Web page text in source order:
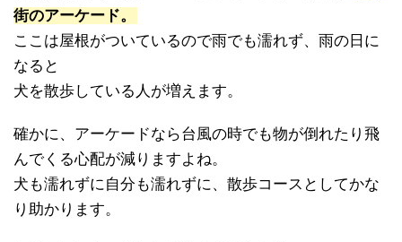
街のアーケード。
ここは屋根がついているので雨でも濡れず、雨の日に
なると
犬を散歩している人が増えます。
確かに、アーケードなら台風の時でも物が倒れたり飛
んでくる心配が減りますよね。
犬も濡れずに自分も濡れずに、散歩コースとしてかな
り助かります。